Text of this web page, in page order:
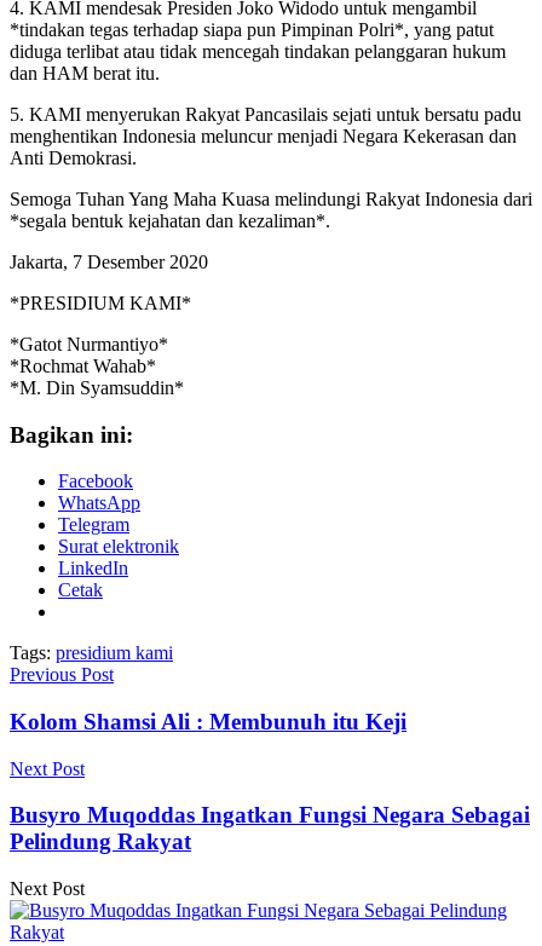
4. KAMI mendesak Presiden Joko Widodo untuk mengambil
*tindakan tegas terhadap siapa pun Pimpinan Polri*, yang patut
diduga terlibat atau tidak mencegah tindakan pelanggaran hukum
dan HAM berat itu.
5. KAMI menyerukan Rakyat Pancasilais sejati untuk bersatu padu
menghentikan Indonesia meluncur menjadi Negara Kekerasan dan
Anti Demokrasi.
Semoga Tuhan Yang Maha Kuasa melindungi Rakyat Indonesia dari
*segala bentuk kejahatan dan kezaliman*.
Jakarta, 7 Desember 2020
*PRESIDIUM KAMI*
*Gatot Nurmantiyo*
*Rochmat Wahab*
*M. Din Syamsuddin*
Bagikan ini:
Facebook
WhatsApp
Telegram
Surat elektronik
LinkedIn
Cetak
Tags: presidium kami
Previous Post
Kolom Shamsi Ali : Membunuh itu Keji
Next Post
Busyro Muqoddas Ingatkan Fungsi Negara Sebagai
Pelindung Rakyat
Next Post